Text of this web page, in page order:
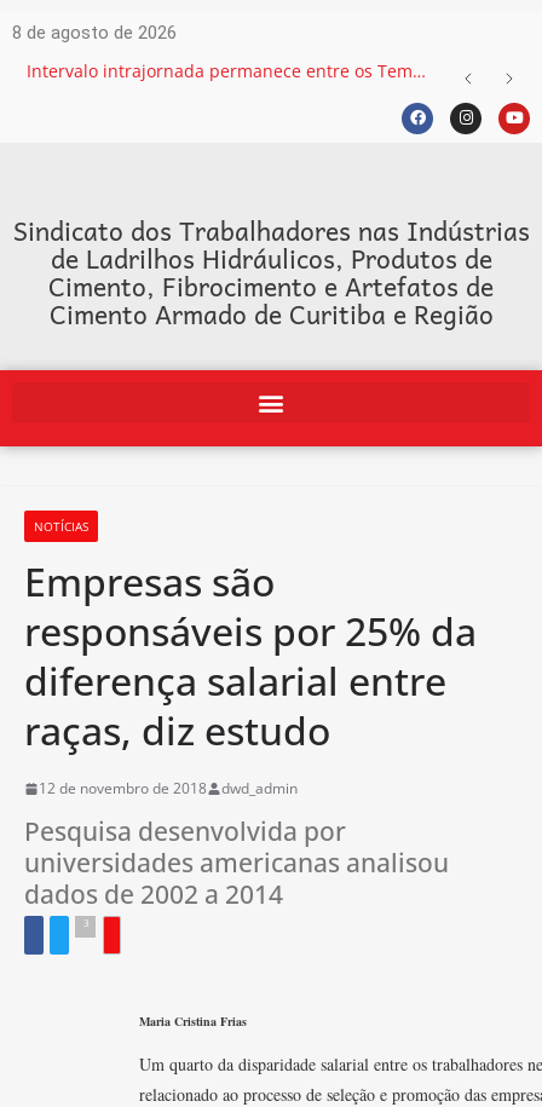
8 de agosto de 2026
Intervalo intrajornada permanece entre os Temas mais recorrentes na Justiça do Trabalho e exige atenção das empresas
Sindicato dos Trabalhadores nas Indústrias
de Ladrilhos Hidráulicos, Produtos de
Cimento, Fibrocimento e Artefatos de
Cimento Armado de Curitiba e Região
NOTÍCIAS
Empresas são
responsáveis por 25% da
diferença salarial entre
raças, diz estudo
12 de novembro de 2018 dwd_admin
Pesquisa desenvolvida por
universidades americanas analisou
dados de 2002 a 2014
3
Maria Cristina Frias
Um quarto da disparidade salarial entre os trabalhadores
relacionado ao processo de seleção e promoção das